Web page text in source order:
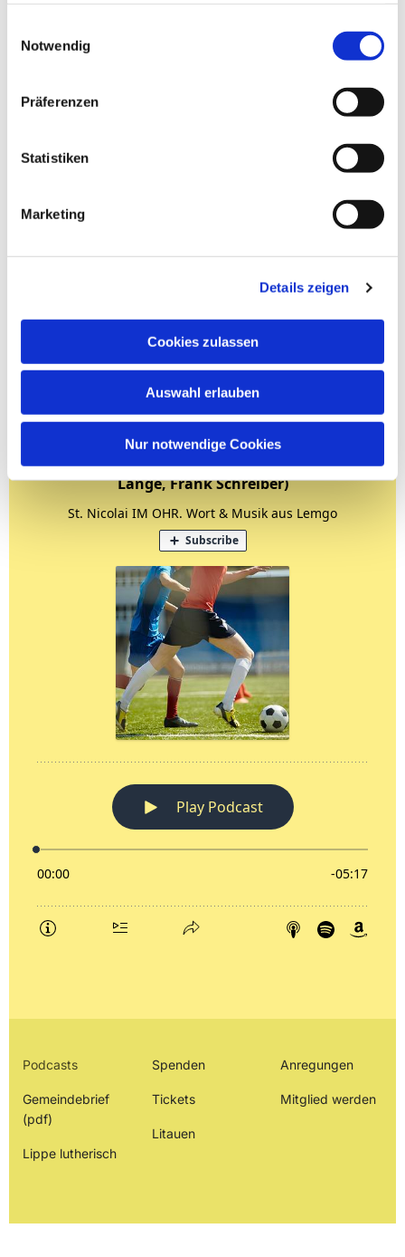
Notwendig
Präferenzen
Statistiken
Marketing
Details zeigen
Cookies zulassen
Auswahl erlauben
Nur notwendige Cookies
Podcasts
Gemeindebrief
(pdf)
Lippe lutherisch
Spenden
Tickets
Litauen
Anregungen
Mitglied werden